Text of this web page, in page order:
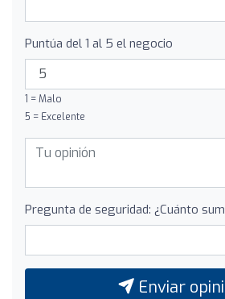
Puntúa del 1 al 5 el negocio
1 = Malo
5 = Excelente
Pregunta de seguridad: ¿Cuánto
Enviar